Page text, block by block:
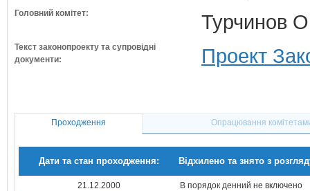
Головний комітет: Турчинов
Текст законопроекту та супровідні
документи:
Проект
Проходження Опрацювання
Дати та стан проходження: Відхилено та знято з
21.12.2000
В порядок денний не включено